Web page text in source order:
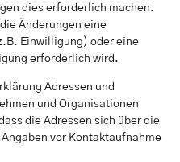
dies erforderlich machen.
Änderungen eine
Einwilligung) oder eine
erforderlich wird.
Adressen und
und Organisationen
die Adressen sich über die
vor Kontaktaufnahme